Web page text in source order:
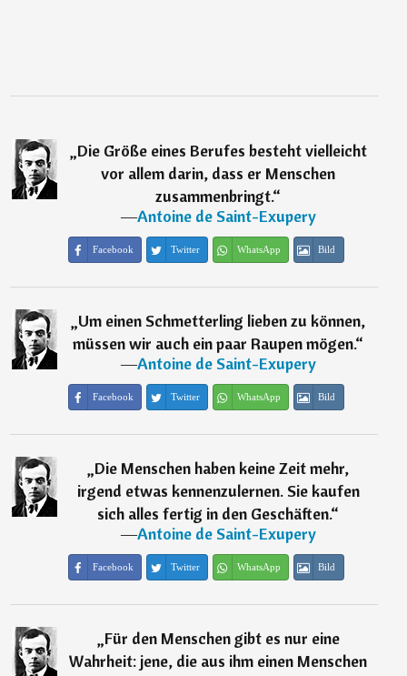
„Die Größe eines Berufes besteht vielleicht
vor allem darin, dass er Menschen
zusammenbringt.“
―Antoine de Saint-Exupery
Facebook Twitter WhatsApp Bild
„Um einen Schmetterling lieben zu können,
müssen wir auch ein paar Raupen mögen.“
―Antoine de Saint-Exupery
Facebook Twitter WhatsApp Bild
„Die Menschen haben keine Zeit mehr,
irgend etwas kennenzulernen. Sie kaufen
sich alles fertig in den Geschäften.“
―Antoine de Saint-Exupery
Facebook Twitter WhatsApp Bild
„Für den Menschen gibt es nur eine
Wahrheit: jene, die aus ihm einen Menschen